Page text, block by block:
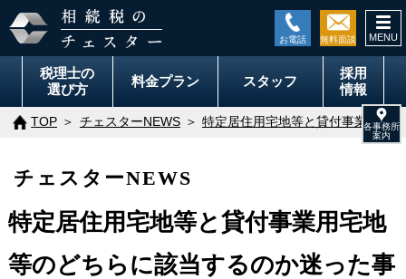
税理士の
選び方
料金プラン スタッフ
採用
情報
TOP チェスターNEWS 特定居住用宅地等と貸付事業用宅
チェスターNEWS
特定居住用宅地等と貸付事業用宅地
等のどちらに該当するのか迷った事